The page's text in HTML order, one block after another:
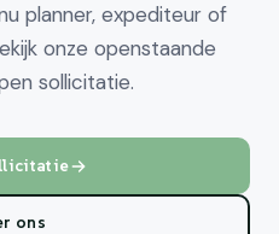
planner, expediteur of
onze openstaande
sollicitatie.
ons